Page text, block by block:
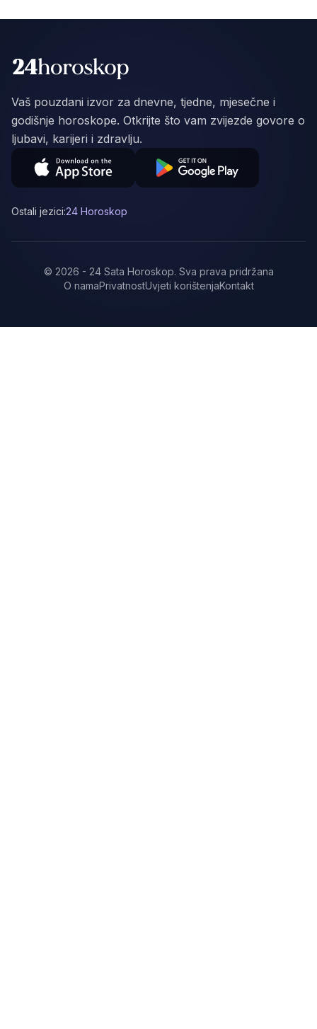
Vaš pouzdani izvor za dnevne, tjedne, mjesečne i
godišnje horoskope. Otkrijte što vam zvijezde govore o
ljubavi, karijeri i zdravlju.
Ostali jezici:24 Horoskop
© 2026 - 24 Sata Horoskop. Sva prava pridržana
O namaPrivatnostUvjeti korištenjaKontakt